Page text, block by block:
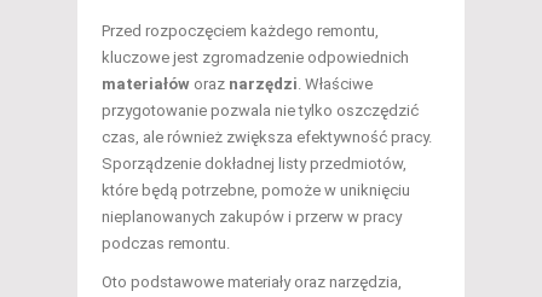
Przed rozpoczęciem każdego remontu,
kluczowe jest zgromadzenie odpowiednich
materiałów oraz narzędzi . Właściwe
przygotowanie pozwala nie tylko oszczędzić
czas, ale również zwiększa efektywność pracy.
Sporządzenie dokładnej listy przedmiotów,
które będą potrzebne, pomoże w uniknięciu
nieplanowanych zakupów i przerw w pracy
podczas remontu.
Oto podstawowe materiały oraz narzędzia,